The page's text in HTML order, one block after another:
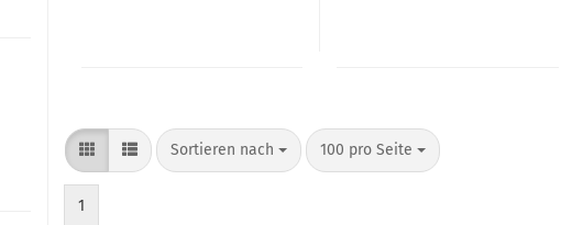
Sortieren nach
Sortieren nach 100 pro Seite
pro Seite
1